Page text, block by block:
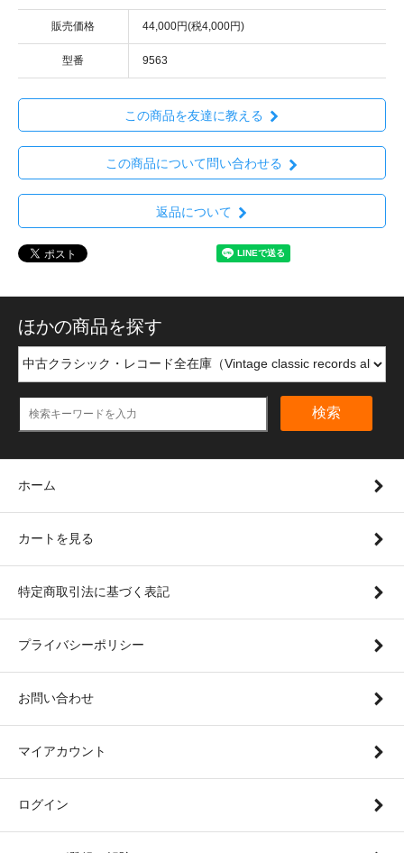
販売価格 44,000円(税4,000円)
型番 9563
この商品を友達に教える
この商品について問い合わせる
返品について
ほかの商品を探す
検索
ホーム
カートを見る
特定商取引法に基づく表記
プライバシーポリシー
お問い合わせ
マイアカウント
ログイン